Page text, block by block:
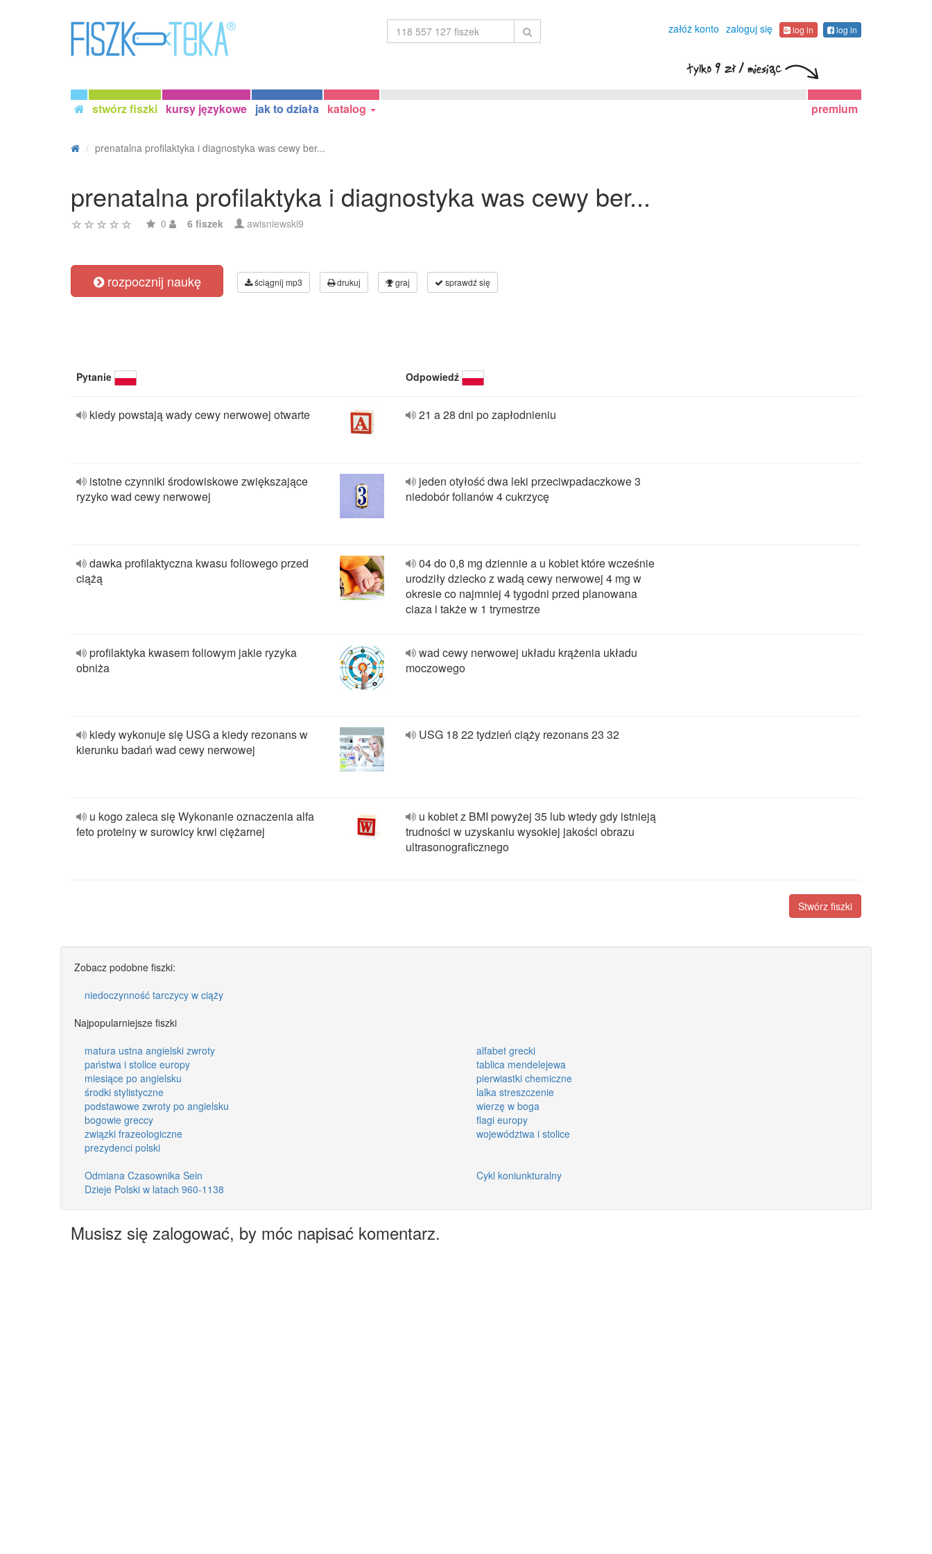
załóż konto zaloguj się log in log in
stwórz fiszki kursy językowe jak to działa katalog premium
prenatalna profilaktyka i diagnostyka was cewy ber...
prenatalna profilaktyka i diagnostyka was cewy ber...
0 6 fiszek awisniewski9
rozpocznij naukę ściągnij mp3 drukuj graj sprawdź się
Pytanie Odpowiedź
kiedy powstają wady cewy nerwowej otwarte 21 a 28 dni po zapłodnieniu
istotne czynniki środowiskowe zwiększające
ryzyko wad cewy nerwowej
jeden otyłość dwa leki przeciwpadaczkowe 3
niedobór folianów 4 cukrzycę
dawka profilaktyczna kwasu foliowego przed
ciążą
04 do 0,8 mg dziennie a u kobiet które wcześnie
urodziły dziecko z wadą cewy nerwowej 4 mg w
okresie co najmniej 4 tygodni przed planowana
ciaza i także w 1 trymestrze
profilaktyka kwasem foliowym jakie ryzyka
obniża
wad cewy nerwowej układu krążenia układu
moczowego
kiedy wykonuje się USG a kiedy rezonans w
kierunku badań wad cewy nerwowej
USG 18 22 tydzień ciąży rezonans 23 32
u kogo zaleca się Wykonanie oznaczenia alfa
feto proteiny w surowicy krwi ciężarnej
u kobiet z BMI powyżej 35 lub wtedy gdy istnieją
trudności w uzyskaniu wysokiej jakości obrazu
ultrasonograficznego
Stwórz fiszki
Zobacz podobne fiszki:
niedoczynność tarczycy w ciąży
Najpopularniejsze fiszki
matura ustna angielski zwroty
alfabet grecki
państwa i stolice europy
tablica mendelejewa
miesiące po angielsku
pierwiastki chemiczne
środki stylistyczne
lalka streszczenie
podstawowe zwroty po angielsku
wierzę w boga
bogowie greccy
flagi europy
związki frazeologiczne
województwa i stolice
prezydenci polski
Odmiana Czasownika Sein
Cykl koniunkturalny
Dzieje Polski w latach 960-1138
Musisz się zalogować, by móc napisać komentarz.